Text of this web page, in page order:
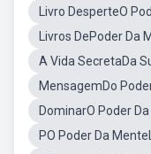
Livro DesperteO
Livros DePoder Da
A Vida SecretaDa
MensagemDo
DominarO Poder
PO Poder Da